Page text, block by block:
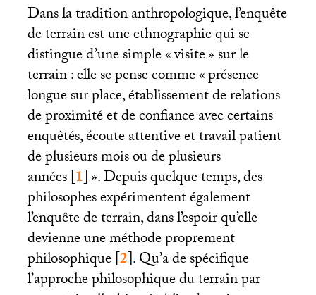
Dans la tradition anthropologique, l’enquête
de terrain est une ethnographie qui se
distingue d’une simple «visite» sur le
terrain : elle se pense comme «présence
longue sur place, établissement de relations
de proximité et de confiance avec certains
enquêtés, écoute attentive et travail patient
de plusieurs mois ou de plusieurs
années[1]». Depuis quelque temps, des
philosophes expérimentent également
l’enquête de terrain, dans l’espoir qu’elle
devienne une méthode proprement
philosophique[2]. Qu’a de spécifique
l’approche philosophique du terrain par